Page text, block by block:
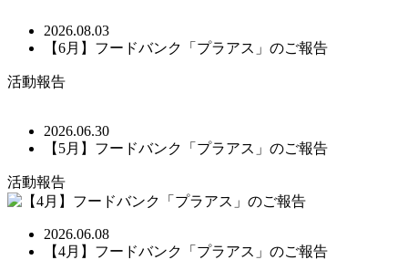
2026.08.03
【6月】フードバンク「プラアス」のご報告
活動報告
2026.06.30
【5月】フードバンク「プラアス」のご報告
活動報告
2026.06.08
【4月】フードバンク「プラアス」のご報告